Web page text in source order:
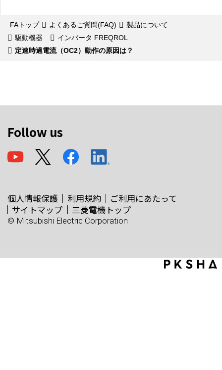
FAトップ よくあるご質問(FAQ)
製品について
駆動機器
インバータ FREQROL
定速時過電流（OC2）動作の原因は？
Follow us
個人情報保護 利用規約
ご利用にあたって
サイトマップ
三菱電機トップ
© Mitsubishi Electric Corporation